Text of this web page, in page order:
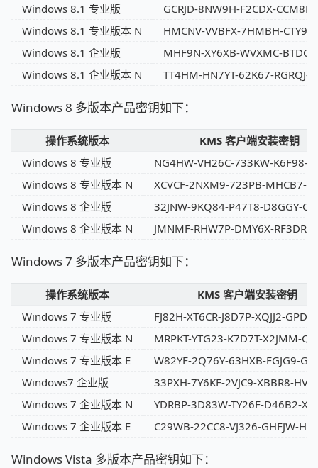
Windows 8.1 专业版
GCRJD-8NW9H-F2CDX-
Windows 8.1 专业版本 N
HMCNV-VVBFX-7HMBH-
Windows 8.1 企业版
MHF9N-XY6XB-WVXMC-
Windows 8.1 企业版本 N
TT4HM-HN7YT-62K67-RGRQJ-
Windows 8 多版本产品密钥如下：
操作系统版本
KMS 客户端安装密钥
Windows 8 专业版
NG4HW-VH26C-733KW-K6F98-
Windows 8 专业版本 N
XCVCF-2NXM9-723PB-MHCB7-
Windows 8 企业版
32JNW-9KQ84-P47T8-D8GGY-
Windows 8 企业版本 N
JMNMF-RHW7P-DMY6X-RF3DR-
Windows 7 多版本产品密钥如下：
操作系统版本
KMS 客户端安装密钥
Windows 7 专业版
FJ82H-XT6CR-J8D7P-XQJJ2-
Windows 7 专业版本 N
MRPKT-YTG23-K7D7T-X2JMM-
Windows 7 专业版本 E
W82YF-2Q76Y-63HXB-FGJG9-
Windows7 企业版
33PXH-7Y6KF-2VJC9-XBBR8-
Windows 7 企业版本 N
YDRBP-3D83W-TY26F-D46B2-
Windows 7 企业版本 E
C29WB-22CC8-VJ326-GHFJW-
Windows Vista 多版本产品密钥如下：